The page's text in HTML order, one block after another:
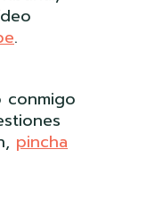
.
conmigo
pincha